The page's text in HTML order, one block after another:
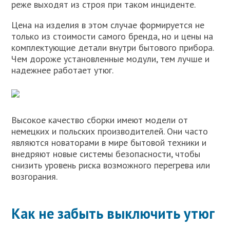
реже выходят из строя при таком инциденте.
Цена на изделия в этом случае формируется не
только из стоимости самого бренда, но и цены на
комплектующие детали внутри бытового прибора.
Чем дороже установленные модули, тем лучше и
надежнее работает утюг.
Высокое качество сборки имеют модели от
немецких и польских производителей. Они часто
являются новаторами в мире бытовой техники и
внедряют новые системы безопасности, чтобы
снизить уровень риска возможного перегрева или
возгорания.
Как не забыть выключить утюг